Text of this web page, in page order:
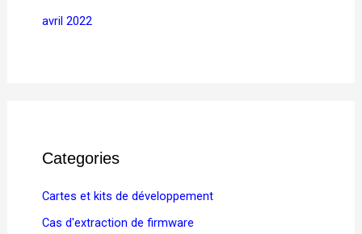
avril 2022
Categories
Cartes et kits de développement
Cas d'extraction de firmware